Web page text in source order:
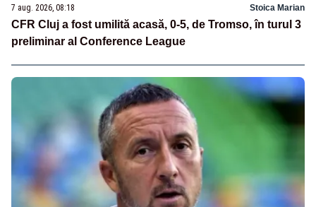
7 aug. 2026, 08:18 Stoica Marian
CFR Cluj a fost umilită acasă, 0-5, de Tromso, în turul 3
preliminar al Conference League